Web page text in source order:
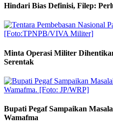
Hindari Bias Definisi, Filep:
Minta Operasi Militer
Serentak
Bupati Pegaf Sampaikan
Wamafma